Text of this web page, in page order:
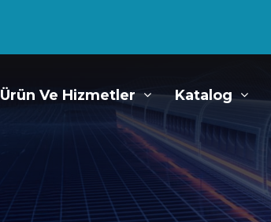
Ürün Ve Hizmetler Katalog